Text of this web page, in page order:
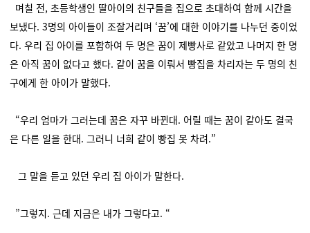
며칠 전, 초등학생인 딸아이의 친구들을 집으로 초대하여 함께 시간을
보냈다. 3명의 아이들이 조잘거리며 ‘꿈’에 대한 이야기를 나누던 중이었
다. 우리 집 아이를 포함하여 두 명은 꿈이 제빵사로 같았고 나머지 한 명
은 아직 꿈이 없다고 했다. 같이 꿈을 이뤄서 빵집을 차리자는 두 명의 친
구에게 한 아이가 말했다.
“우리 엄마가 그러는데 꿈은 자꾸 바뀐대. 어릴 때는 꿈이 같아도 결국
은 다른 일을 한대. 그러니 너희 같이 빵집 못 차려.”
그 말을 듣고 있던 우리 집 아이가 말한다.
”그렇지. 근데 지금은 내가 그렇다고. “